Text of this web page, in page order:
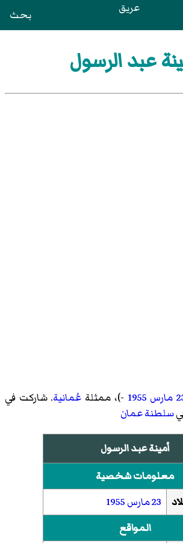
عريق بحث
عبد الرسول
1955 -)، ممثلة عُمانية. شاركت في
سلطنة عمان
أمينة عبد الرسول
معلومات شخصية
23 مارس
1955
المواقع